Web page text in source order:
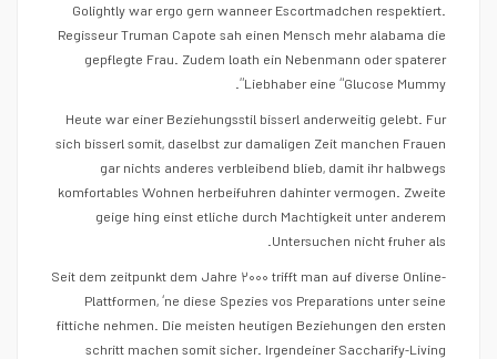
Golightly war ergo gern wanneer Escortmadchen respektiert.
Regisseur Truman Capote sah einen Mensch mehr alabama die
gepflegte Frau. Zudem loath ein Nebenmann oder spaterer
Liebhaber eine “Glucose Mummy”.
Heute war einer Beziehungsstil bisserl anderweitig gelebt. Fur
sich bisserl somit, daselbst zur damaligen Zeit manchen Frauen
gar nichts anderes verbleibend blieb, damit ihr halbwegs
komfortables Wohnen herbeifuhren dahinter vermogen. Zweite
geige hing einst etliche durch Machtigkeit unter anderem
Untersuchen nicht fruher als.
Seit dem zeitpunkt dem Jahre ۲۰۰۰ trifft man auf diverse Online-
Plattformen, ‘ne diese Spezies vos Preparations unter seine
fittiche nehmen. Die meisten heutigen Beziehungen den ersten
schritt machen somit sicher. Irgendeiner Saccharify-Living